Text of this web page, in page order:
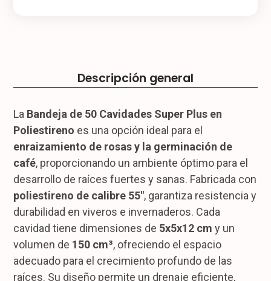
Descripción general
La Bandeja de 50 Cavidades Super Plus en
Poliestireno es una opción ideal para el
enraizamiento de rosas y la germinación de
café, proporcionando un ambiente óptimo para el
desarrollo de raíces fuertes y sanas. Fabricada con
poliestireno de calibre 55″, garantiza resistencia y
durabilidad en viveros e invernaderos. Cada
cavidad tiene dimensiones de 5x5x12 cm y un
volumen de 150 cm³, ofreciendo el espacio
adecuado para el crecimiento profundo de las
raíces. Su diseño permite un drenaje eficiente,